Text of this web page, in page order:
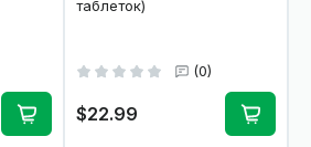
таблеток)
(0)
$22.99